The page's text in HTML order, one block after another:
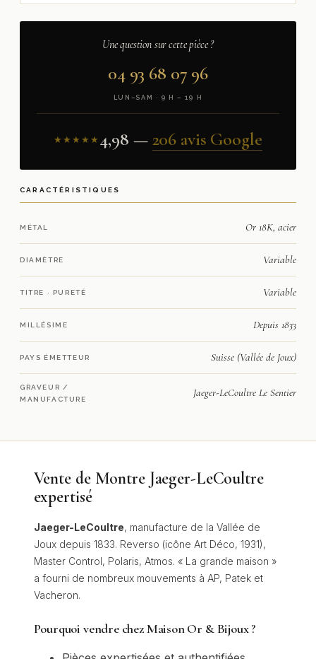
Une question sur cette pièce ?
04 93 68 07 96
LUN–SAM · 9 H – 19 H
★★★★★4,98 —206 avis Google
CARACTÉRISTIQUES
MÉTAL Or 18K, acier
DIAMÈTRE Variable
TITRE · PURETÉ Variable
MILLÉSIME Depuis 1833
PAYS ÉMETTEUR Suisse (Vallée de Joux)
GRAVEUR /
MANUFACTURE
Jaeger-LeCoultre Le Sentier
Vente de Montre Jaeger-LeCoultre
expertisé
Jaeger-LeCoultre, manufacture de la Vallée de
Joux depuis 1833. Reverso (icône Art Déco, 1931),
Master Control, Polaris, Atmos. « La grande maison »
a fourni de nombreux mouvements à AP, Patek et
Vacheron.
Pourquoi vendre chez Maison Or & Bijoux ?